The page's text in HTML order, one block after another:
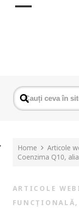
Home
Articole
Coenzima Q10,
ARTICOLE
FUNCȚIONALĂ,